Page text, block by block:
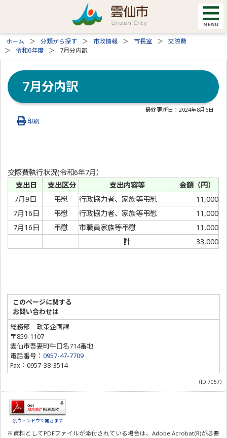
ホーム 分類から探す 市政情報 市長室
交際費
令和6年度
7月分内訳
7月分内訳
最終更新日：2024年8月6日
印刷
交際費執行状況(令和6年7月）
支出日
支出区分 支出内容等
金額（円）
7月9日
弔慰 行政協力者、家族等弔慰
11,000
7月16日
弔慰 行政協力者、家族等弔慰
11,000
7月16日
弔慰 市職員家族等弔慰
11,000
計
33,000
このページに関する
お問い合わせは
総務部 政策企画課
〒859-1107
雲仙市吾妻町牛口名714番地
電話番号：0957-47-7709
Fax：0957-38-3514
（ID:7057）
別ウィンドウで開きます
※資料としてPDFファイルが添付されている場合は、Adobe Acrobat(R)が必要